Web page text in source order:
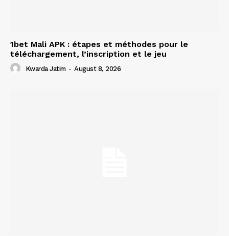
1bet Mali APK : étapes et méthodes pour le
téléchargement, l’inscription et le jeu
Kwarda Jatim - August 8, 2026